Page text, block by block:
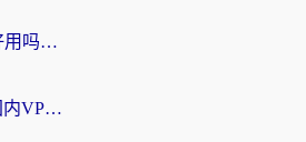
海外党必看：穿梭VPN好用吗？和云帆VPN对比哪个回国效果更好？附真实测评+避坑指南
海外党必看：如何选对国内VPN，实现无缝访问国内资源？